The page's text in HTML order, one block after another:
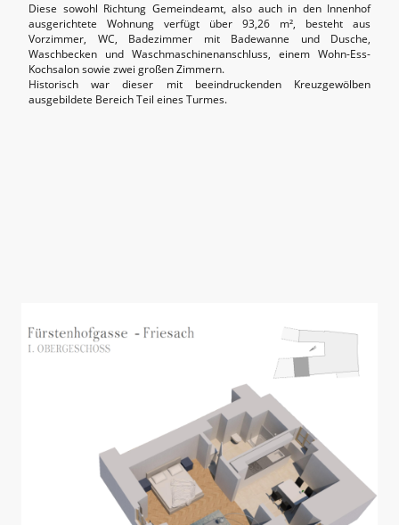
Diese sowohl Richtung Gemeindeamt, also auch in den Innenhof
ausgerichtete Wohnung verfügt über 93,26 m², besteht aus
Vorzimmer, WC, Badezimmer mit Badewanne und Dusche,
Waschbecken und Waschmaschinenanschluss, einem Wohn-Ess-
Kochsalon sowie zwei großen Zimmern.
Historisch war dieser mit beeindruckenden Kreuzgewölben
ausgebildete Bereich Teil eines Turmes.